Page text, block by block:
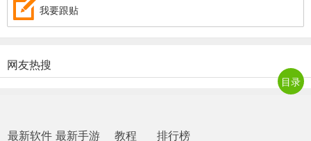
我要跟贴
网友热搜
最新软件 最新手游 教程 排行榜
目录